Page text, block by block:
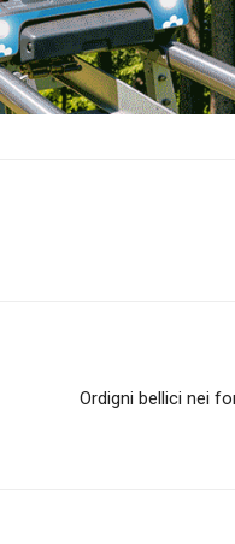
Ordigni bellici nei